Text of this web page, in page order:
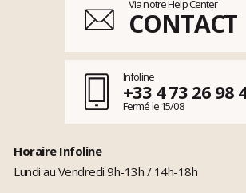
Via notre Help Center
CONTACT
Infoline
+33 4 73 26 98
Fermé le 15/08
Horaire Infoline
Lundi au Vendredi 9h-13h / 14h-18h